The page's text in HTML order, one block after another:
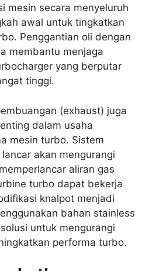
mesin secara menyeluruh
awal untuk tingkatkan
Penggantian oli dengan
membantu menjaga
yang berputar
tinggi.
(exhaust) juga
dalam usaha
mesin turbo. Sistem
akan mengurangi
aliran gas
turbo dapat bekerja
knalpot menjadi
bahan stainless
untuk mengurangi
performa turbo.